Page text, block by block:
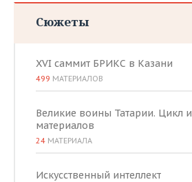
Сюжеты
XVI саммит БРИКС в Казани
499 МАТЕРИАЛОВ
Великие воины Татарии. Цикл
материалов
24 МАТЕРИАЛА
Искусственный интеллект